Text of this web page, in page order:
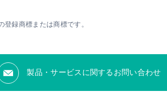
録商標または商標です。
製品・サービスに関するお問い合わせ